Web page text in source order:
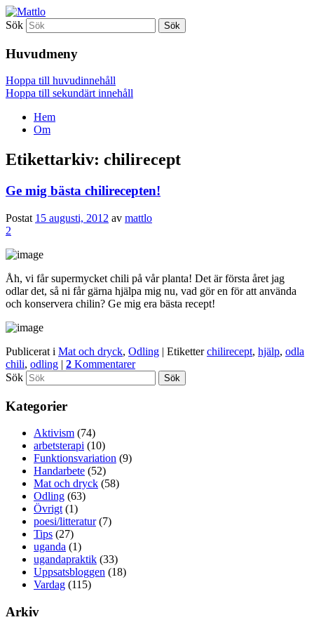
Mattlo
Sök
Huvudmeny
Hoppa till huvudinnehåll
Hoppa till sekundärt innehåll
Hem
Om
Etikettarkiv: chilirecept
Ge mig bästa chilirecepten!
Postat 15 augusti, 2012 av mattlo
2
Åh, vi får supermycket chili på vår planta! Det är första året jag
odlar det, så ni får gärna hjälpa mig nu, vad gör en för att använda
och konservera chilin? Ge mig era bästa recept!
Publicerat i Mat och dryck, Odling | Etiketter chilirecept, hjälp, odla
chili, odling | 2 Kommentarer
Sök
Kategorier
Aktivism (74)
arbetsterapi (10)
Funktionsvariation (9)
Handarbete (52)
Mat och dryck (58)
Odling (63)
Övrigt(1)
poesi/litteratur(7)
Tips (27)
uganda (1)
ugandapraktik (33)
Uppsatsbloggen (18)
Vardag (115)
Arkiv